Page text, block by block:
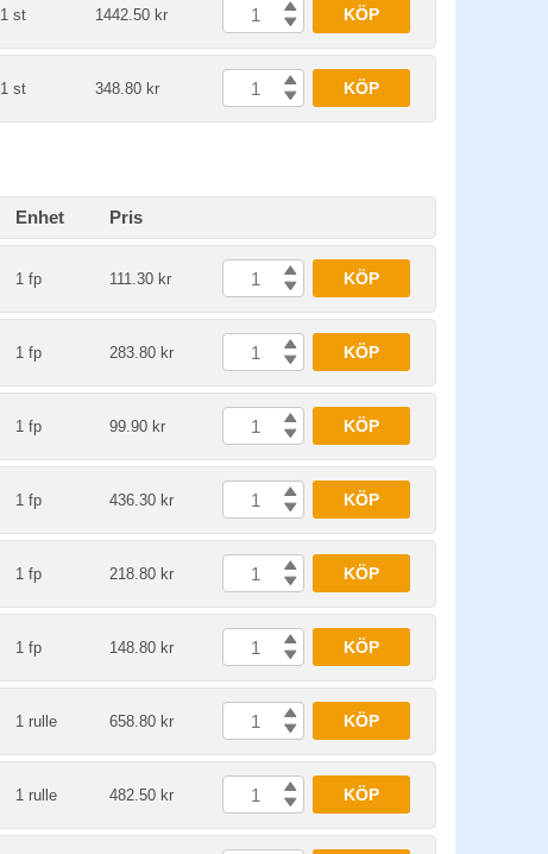
1 st 1442.50 kr KÖP
1 st 348.80 kr KÖP
Enhet Pris
1 fp 111.30 kr KÖP
1 fp 283.80 kr KÖP
1 fp 99.90 kr KÖP
1 fp 436.30 kr KÖP
1 fp 218.80 kr KÖP
1 fp 148.80 kr KÖP
1 rulle 658.80 kr KÖP
1 rulle 482.50 kr KÖP